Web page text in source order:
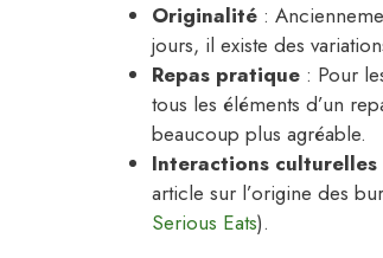
Originalité :
jours, il existe des
Repas pratique : Pour
tous les éléments d’un
beaucoup plus agréable.
Interactions culturelles
article sur l’origine des
Serious Eats).